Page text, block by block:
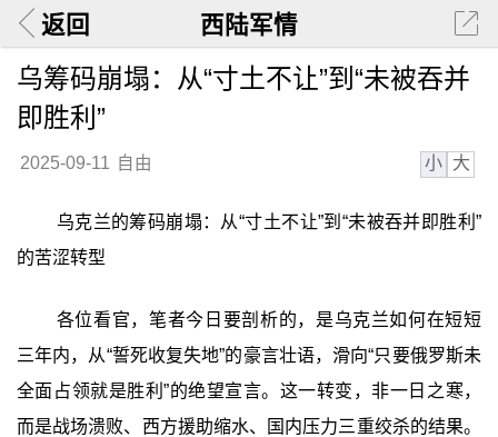
返回 西陆军情
乌筹码崩塌：从“寸土不让”到“未被吞并
即胜利”
2025-09-11 自由 小 大
乌克兰的筹码崩塌：从“寸土不让”到“未被吞并即胜利”
的苦涩转型
各位看官，笔者今日要剖析的，是乌克兰如何在短短
三年内，从“誓死收复失地”的豪言壮语，滑向“只要俄罗斯未
全面占领就是胜利”的绝望宣言。这一转变，非一日之寒，
而是战场溃败、西方援助缩水、国内压力三重绞杀的结果。